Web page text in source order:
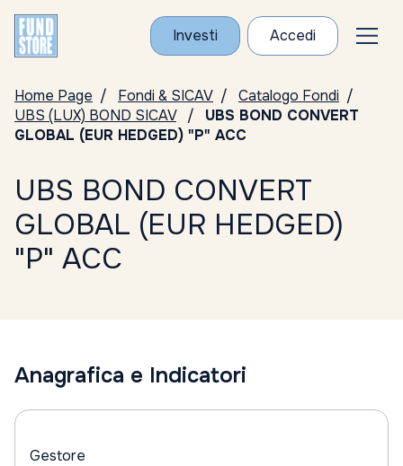
Investi Accedi
Home Page Fondi & SICAV
Catalogo Fondi
UBS (LUX) BOND SICAV
UBS BOND CONVERT
GLOBAL (EUR HEDGED) "P" ACC
UBS BOND CONVERT
GLOBAL (EUR HEDGED)
"P" ACC
Anagrafica e Indicatori
Gestore